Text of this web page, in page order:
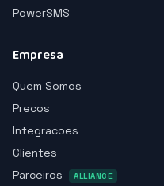
PowerSMS
Empresa
Quem Somos
Precos
Integracoes
Clientes
Parceiros
ALLIANCE